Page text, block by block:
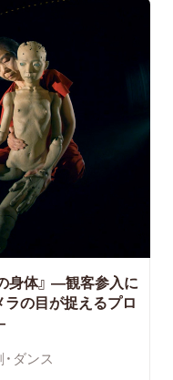
体』 ―観客参入に
の目が捉えるプロ
ダンス